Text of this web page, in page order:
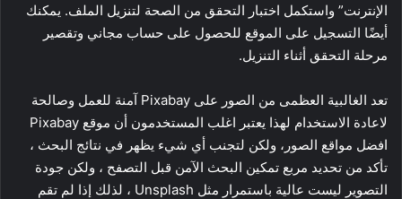
الإنترنت” واستكمل اختبار التحقق من الصحة لتنزيل الملف. يمكنك
أيضًا التسجيل على الموقع للحصول على حساب مجاني وتقصير
مرحلة التحقق أثناء التنزيل.
تعد الغالبية العظمى من الصور على Pixabay آمنة للعمل وصالحة
لاعادة الاستخدام لهذا يعتبر اغلب المستخدمون أن موقع Pixabay
افضل مواقع الصور، ولكن لتجنب أي شيء يظهر في نتائج البحث ،
تأكد من تحديد مربع تمكين البحث الآمن قبل التصفح ، ولكن جودة
التصوير ليست عالية باستمرار مثل Unsplash ، لذلك إذا لم تقم